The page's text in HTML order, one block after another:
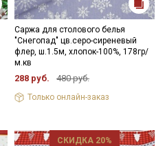
Саржа для столового белья
"Снегопад" цв.серо-сиреневый
флер, ш.1.5м, хлопок-100%, 178гр/
м.кв
288 руб. 480 руб.
Только онлайн-заказ
СКИДКА 20%